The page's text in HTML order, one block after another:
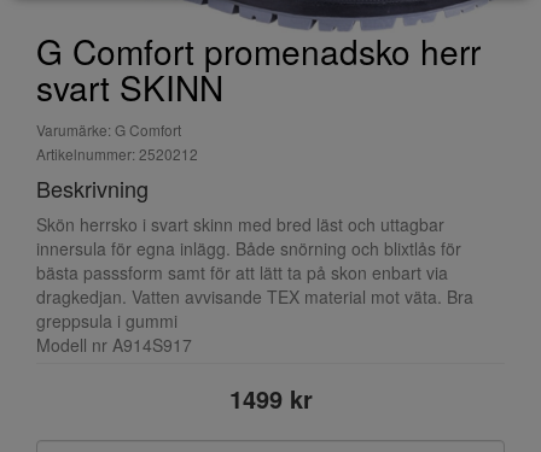
G Comfort promenadsko herr
svart SKINN
Varumärke: G Comfort
Artikelnummer: 2520212
Beskrivning
Skön herrsko i svart skinn med bred läst och uttagbar
innersula för egna inlägg. Både snörning och blixtlås för
bästa passsform samt för att lätt ta på skon enbart via
dragkedjan. Vatten avvisande TEX material mot väta. Bra
greppsula i gummi
Modell nr A914S917
1499 kr